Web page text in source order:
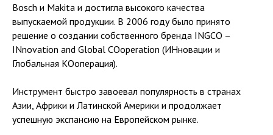
Bosch и Makita и достигла высокого качества
выпускаемой продукции. В 2006 году было принято
решение о создании собственного бренда INGCO –
INnovation and Global COoperation (ИНновации и
Глобальная КОоперация).
Инструмент быстро завоевал популярность в странах
Азии, Африки и Латинской Америки и продолжает
успешную экспансию на Европейском рынке.